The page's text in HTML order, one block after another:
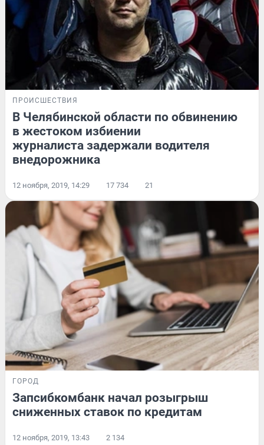
ПРОИСШЕСТВИЯ
В Челябинской области по обвинению
в жестоком избиении
журналиста задержали водителя
внедорожника
12 ноября, 2019, 14:29 17 734 21
ГОРОД
Запсибкомбанк начал розыгрыш
сниженных ставок по кредитам
12 ноября, 2019, 13:43 2 134